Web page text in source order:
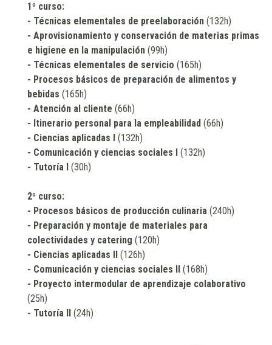
1º curso:
- Técnicas elementales de preelaboración (132h)
- Aprovisionamiento y conservación de materias primas
e higiene en la manipulación (99h)
- Técnicas elementales de servicio (165h)
- Procesos básicos de preparación de alimentos y
bebidas (165h)
- Atención al cliente (66h)
- Itinerario personal para la empleabilidad (66h)
- Ciencias aplicadas I (132h)
- Comunicación y ciencias sociales I (132h)
- Tutoría I (30h)
2º curso:
- Procesos básicos de producción culinaria (240h)
- Preparación y montaje de materiales para
colectividades y catering (120h)
- Ciencias aplicadas II (126h)
- Comunicación y ciencias sociales II (168h)
- Proyecto intermodular de aprendizaje colaborativo
(25h)
- Tutoría II (24h)